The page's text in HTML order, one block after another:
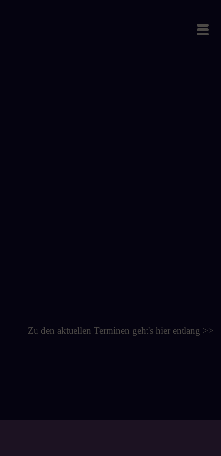
Zu den aktuellen Terminen geht's hier entlang >>